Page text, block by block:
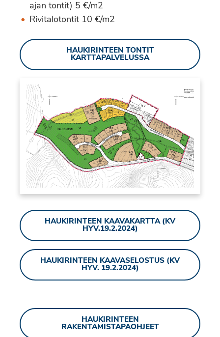
ajan tontit) 5 €/m2
Rivitalotontit 10 €/m2
HAUKIRINTEEN TONTIT
KARTTAPALVELUSSA
HAUKIRINTEEN KAAVAKARTTA (KV
HYV.19.2.2024)
HAUKIRINTEEN KAAVASELOSTUS (KV
HYV. 19.2.2024)
HAUKIRINTEEN
RAKENTAMISTAPAOHJEET